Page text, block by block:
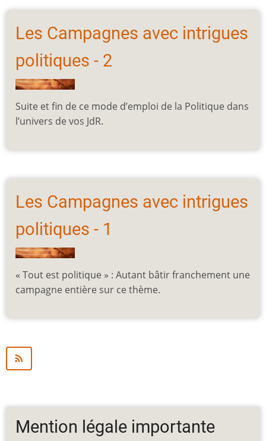
Les Campagnes avec intrigues
politiques - 2
Suite et fin de ce mode d’emploi de la Politique dans
l’univers de vos JdR.
Les Campagnes avec intrigues
politiques - 1
« Tout est politique » : Autant bâtir franchement une
campagne entière sur ce thème.
Mention légale importante